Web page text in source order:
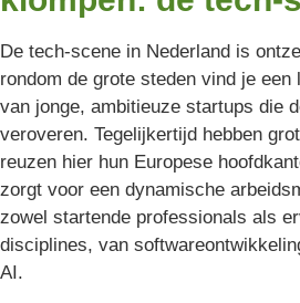
De tech-scene in Nederland is
rondom de grote steden vind je een
van jonge, ambitieuze startups die
veroveren. Tegelijkertijd hebben
reuzen hier hun Europese
zorgt voor een dynamische
zowel startende professionals als
disciplines, van
AI.